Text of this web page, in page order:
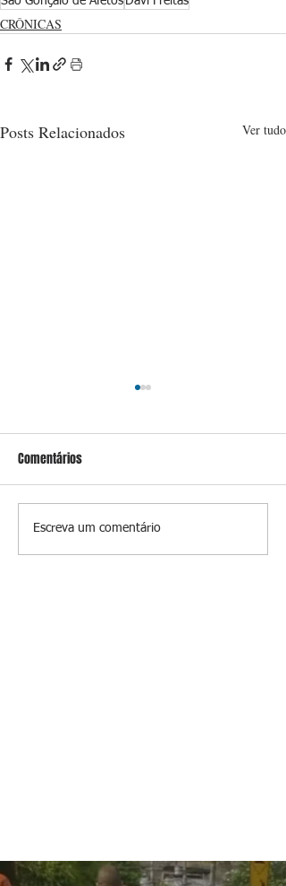
CRÔNICAS
Posts Relacionados Ver tudo
Conceição
Comentários
Escreva um comentário